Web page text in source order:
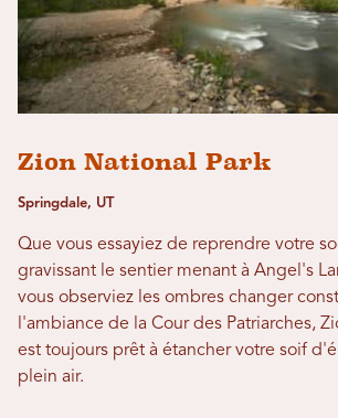
Zion National Park
Springdale, UT
Que vous essayiez de reprendre votre
gravissant le sentier menant à Angel's
vous observiez les ombres changer
l'ambiance de la Cour des Patriarches,
est toujours prêt à étancher votre soif
plein air.